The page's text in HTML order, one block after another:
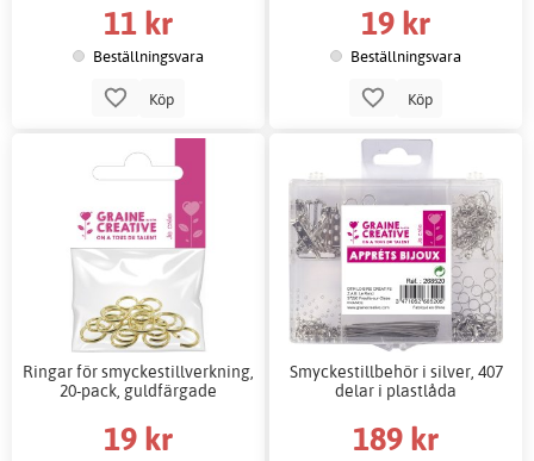
11 kr
Beställningsvara
Köp
19 kr
Beställningsvara
Köp
Ringar för smyckestillverkning,
20-pack, guldfärgade
19 kr
Smyckestillbehör i silver, 407
delar i plastlåda
189 kr